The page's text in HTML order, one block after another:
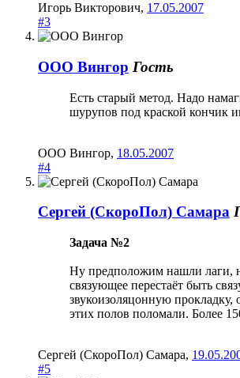
Игорь Викторович, 17.05.2007
#3
ООО Вингор Гость
Есть старый метод. Надо
шурупов под краской кончик
ООО Вингор, 18.05.2007
#4
Сергей (СкороПол) Самара
Задача №2
Ну предположим нашли лаги,
связующее перестаёт быть
звукоизоляцонную прокладку,
этих полов поломали. Более
Сергей (СкороПол) Самара,
#5